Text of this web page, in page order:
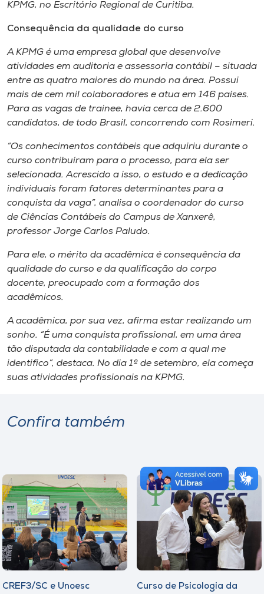
KPMG, no Escritório Regional de Curitiba.
Consequência da qualidade do curso
A KPMG é uma empresa global que desenvolve
atividades em auditoria e assessoria contábil – situada
entre as quatro maiores do mundo na área. Possui
mais de cem mil colaboradores e atua em 146 países.
Para as vagas de trainee, havia cerca de 2.600
candidatos, de todo Brasil, concorrendo com Rosimeri.
“Os conhecimentos contábeis que adquiriu durante o
curso contribuíram para o processo, para ela ser
selecionada. Acrescido a isso, o estudo e a dedicação
individuais foram fatores determinantes para a
conquista da vaga”, analisa o coordenador do curso
de Ciências Contábeis do Campus de Xanxerê,
professor Jorge Carlos Paludo.
Para ele, o mérito da acadêmica é consequência da
qualidade do curso e da qualificação do corpo
docente, preocupado com a formação dos
acadêmicos.
A acadêmica, por sua vez, afirma estar realizando um
sonho. “É uma conquista profissional, em uma área
tão disputada da contabilidade e com a qual me
identifico”, destaca. No dia 1º de setembro, ela começa
suas atividades profissionais na KPMG.
Confira também
CREF3/SC e Unoesc Curso de Psicologia da